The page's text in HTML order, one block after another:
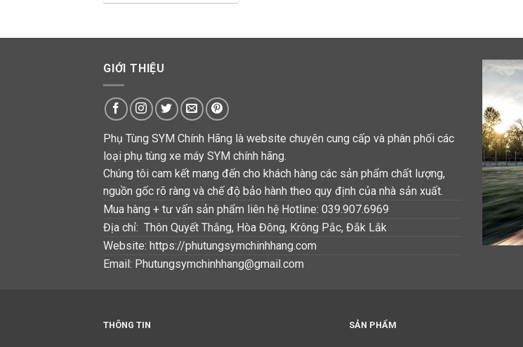
GIỚI THIỆU
Phụ Tùng SYM Chính Hãng là website chuyên cung cấp và phân phối các
loại phụ tùng xe máy SYM chính hãng.
Chúng tôi cam kết mang đến cho khách hàng các sản phẩm chất lượng,
nguồn gốc rõ ràng và chế độ bảo hành theo quy định của nhà sản xuất.
Mua hàng + tư vấn sản phẩm liên hệ Hotline: 039.907.6969
Địa chỉ: Thôn Quyết Thắng, Hòa Đông, Krông Pắc, Đắk Lắk
Website: https://phutungsymchinhhang.com
Email: Phutungsymchinhhang@gmail.com
THÔNG TIN SẢN PHẨM